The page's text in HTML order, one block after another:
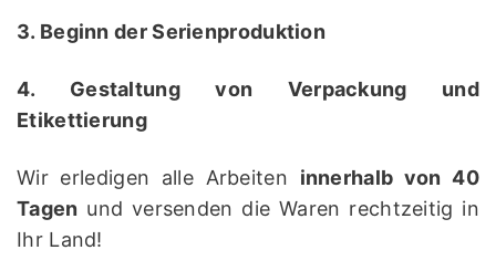
3. Beginn der Serienproduktion
4. Gestaltung von Verpackung und
Etikettierung
Wir erledigen alle Arbeiten innerhalb von 40
Tagen und versenden die Waren rechtzeitig in
Ihr Land!